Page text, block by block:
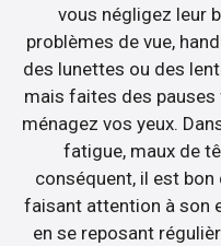
vous négligez leur
problèmes de vue,
des lunettes ou des
mais faites des
ménagez vos yeux.
fatigue, maux de
conséquent, il est bon
faisant attention à son
en se reposant